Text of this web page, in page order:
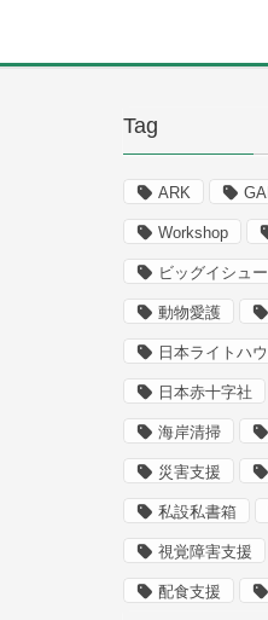
Tag
ARK
Workshop
ビッグイシュー
動物愛護
日本ライトハ
日本赤十字社
海岸清掃
災害支援
私設私書箱
視覚障害支援
配食支援